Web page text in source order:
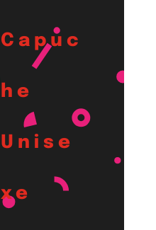
Capuc
he
Unise
xe